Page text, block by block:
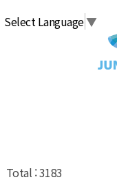
Select Language▼
Total : 3183